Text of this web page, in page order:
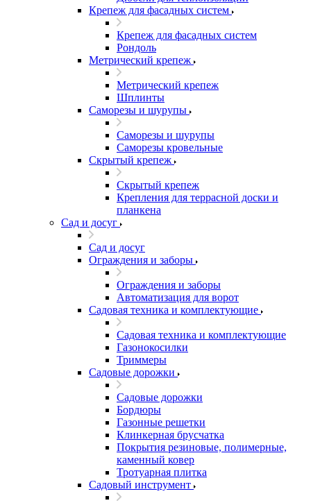
Крепеж для фасадных систем
Крепеж для фасадных систем
Рондоль
Метрический крепеж
Метрический крепеж
Шплинты
Саморезы и шурупы
Саморезы и шурупы
Саморезы кровельные
Скрытый крепеж
Скрытый крепеж
Крепления для террасной доски и
планкена
Сад и досуг
Сад и досуг
Ограждения и заборы
Ограждения и заборы
Автоматизация для ворот
Садовая техника и комплектующие
Садовая техника и комплектующие
Газонокосилки
Триммеры
Садовые дорожки
Садовые дорожки
Бордюры
Газонные решетки
Клинкерная брусчатка
Покрытия резиновые, полимерные,
каменный ковер
Тротуарная плитка
Садовый инструмент